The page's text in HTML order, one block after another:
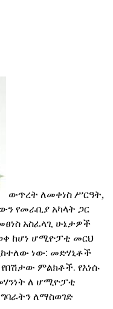
ውጥረት ለመቀነስ ሥርዓት,
የመራቢያ አካላት ጋር
አስፈላጊ ሁኔታዎች
ከሆነ ሆሚዮፓቲ መርህ
ነው: መድሃኒቶች
ምልክቶች. የእነሱ
ለ ሆሚዮፓቲ
ለማስወገድ